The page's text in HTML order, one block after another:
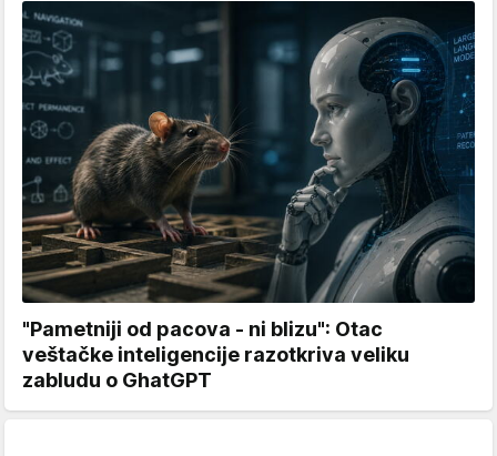
"Pametniji od pacova - ni blizu": Otac
veštačke inteligencije razotkriva veliku
zabludu o GhatGPT